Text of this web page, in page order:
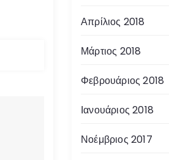
Απρίλιος 2018
Μάρτιος 2018
Φεβρουάριος 2018
Ιανουάριος 2018
Νοέμβριος 2017